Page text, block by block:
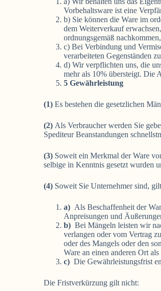
Vorbehaltsware ist eine
b) Sie können die Ware im
dem Weiterverkauf
ordnungsgemäß
c) Bei Verbindung und
verarbeiteten Gegenständen
d) Wir verpflichten uns, die
mehr als 10% übersteigt. Die
5 Gewährleistung
(1)Es bestehen die gesetzlichen
(2) Als Verbraucher werden Sie
Spediteur Beanstandungen
(3) Soweit ein Merkmal der Ware
selbige in Kenntnis gesetzt wurden
(4) Soweit Sie Unternehmer sind,
a) Als Beschaffenheit der
Anpreisungen und
b)Bei Mängeln leisten wir
verlangen oder vom Vertrag
oder des Mangels oder den
Ware an einen anderen Ort
c)Die Gewährleistungsfrist
Die Fristverkürzung gilt nicht: